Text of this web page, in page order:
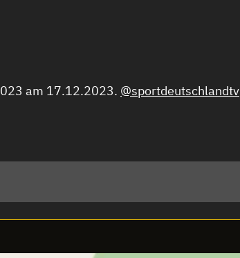
am 17.12.2023. @sportdeutschlandtv